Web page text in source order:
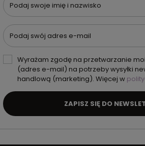
Podaj swoje imię i nazwisko
Podaj swój adres e-mail
Wyrażam zgodę na przetwarzanie
(adres e-mail) na potrzeby wysyłki
handlową (marketing). Więcej w
ZAPISZ SIĘ DO